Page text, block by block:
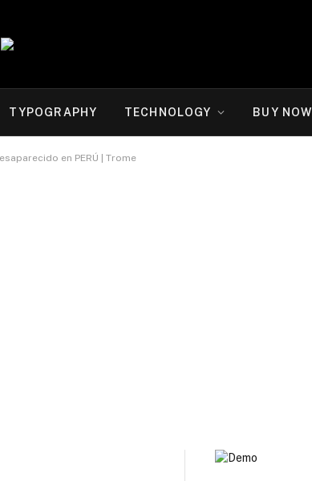
TYPOGRAPHY TECHNOLOGY BUY NOW
en PERÚ | Trome